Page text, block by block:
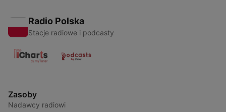
Radio Polska
Stacje radiowe i podcasty
Zasoby
Nadawcy radiowi